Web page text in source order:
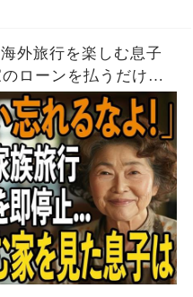
外旅行を楽しむ息子
ローンを払うだけ黙
帰国後、他人が住む